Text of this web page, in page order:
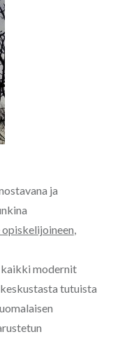
ja
opiskelijoineen
modernit
tutuista